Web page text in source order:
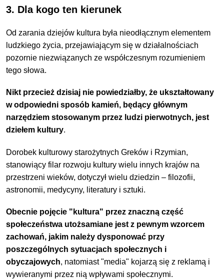
3. Dla kogo ten kierunek
Od zarania dziejów kultura była nieodłącznym elementem
ludzkiego życia, przejawiającym się w działalnościach
pozornie niezwiązanych ze współczesnym rozumieniem
tego słowa.
Nikt przecież dzisiaj nie powiedziałby, że ukształtowany
w odpowiedni sposób kamień, będący głównym
narzędziem stosowanym przez ludzi pierwotnych, jest
dziełem kultury.
Dorobek kulturowy starożytnych Greków i Rzymian,
stanowiący filar rozwoju kultury wielu innych krajów na
przestrzeni wieków, dotyczył wielu dziedzin – filozofii,
astronomii, medycyny, literatury i sztuki.
Obecnie pojęcie "kultura" przez znaczną część
społeczeństwa utożsamiane jest z pewnym wzorcem
zachowań, jakim należy dysponować przy
poszczególnych sytuacjach społecznych i
obyczajowych, natomiast "media" kojarzą się z reklamą i
wywieranymi przez nią wpływami społecznymi.